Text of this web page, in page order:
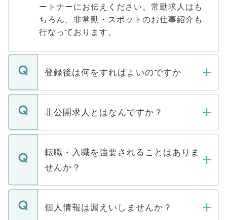
ートナーにお伝えください。常勤求人はも
ちろん、非常勤・スポットのお仕事紹介も
行なっております。
登録後は何をすればよいのですか
ご登録いただきましたら、弊社担当者がご
登録内容を確認し、その後メールもしくは
ます。通常、5営業日以内にはご連絡をせて
いただきますので、しばらくお待ちくださ
非公開求人とはなんですか？
マイナビDOCTORで取り扱っている求人の
うち約3割は、Webサイトからご覧いただ
けない「非公開求人」です。非公開求人は
下記の理由によって、一般には公開してい
ません。
■応募殺到を避けるため 人気のある医療機
転職・入職を強要されることはありま
せんか？
転職・入職を強要することは一切ありませ
ん。また、仮に応募先から内定をいただい
個人情報は漏えいしませんか？